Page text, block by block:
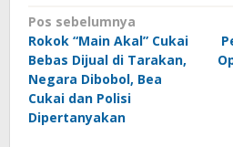
Navigasi
pos
Pos sebelumnya
Rokok “Main Akal” Cukai
Bebas Dijual di Tarakan,
Negara Dibobol, Bea
Cukai dan Polisi
Dipertanyakan